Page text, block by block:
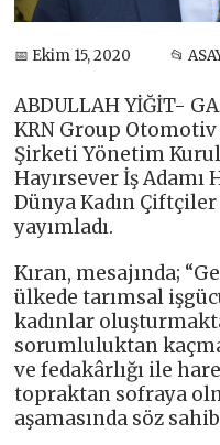
📅 Ekim 15, 2020 📂
ABDULLAH YİĞİT-
KRN Group
Şirketi Yönetim
Hayırsever İş Adamı
Dünya Kadın
yayımladı.
Kıran, mesajında;
ülkede tarımsal
kadınlar
sorumluluktan
ve fedakârlığı ile
topraktan sofraya
aşamasında söz